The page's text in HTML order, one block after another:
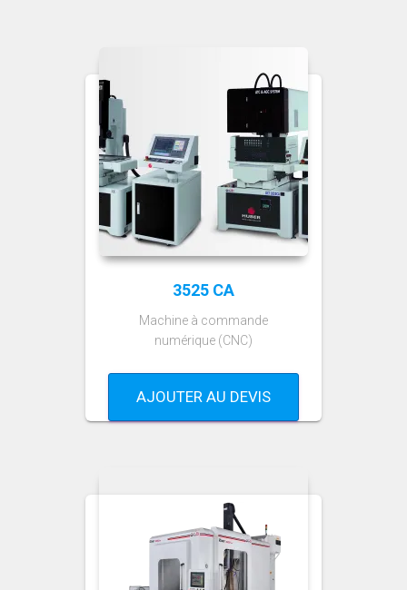
3525 CA
Machine à commande
numérique (CNC)
AJOUTER AU DEVIS